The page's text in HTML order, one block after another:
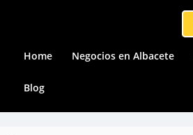
Home Negocios en Albacete
Blog